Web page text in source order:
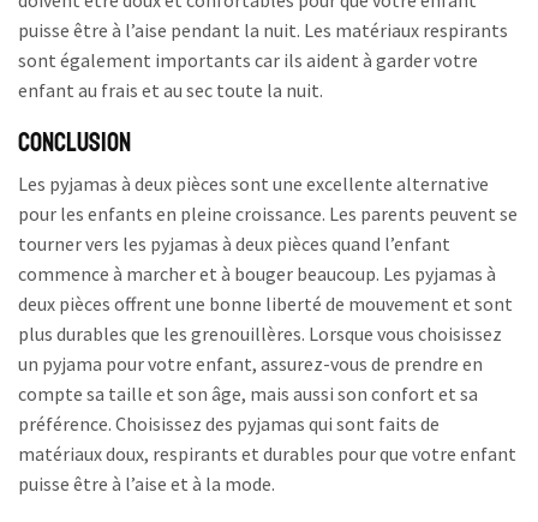
puisse être à l’aise pendant la nuit. Les matériaux respirants
sont également importants car ils aident à garder votre
enfant au frais et au sec toute la nuit.
Conclusion
Les pyjamas à deux pièces sont une excellente alternative
pour les enfants en pleine croissance. Les parents peuvent se
tourner vers les pyjamas à deux pièces quand l’enfant
commence à marcher et à bouger beaucoup. Les pyjamas à
deux pièces offrent une bonne liberté de mouvement et sont
plus durables que les grenouillères. Lorsque vous choisissez
un pyjama pour votre enfant, assurez-vous de prendre en
compte sa taille et son âge, mais aussi son confort et sa
préférence. Choisissez des pyjamas qui sont faits de
matériaux doux, respirants et durables pour que votre enfant
puisse être à l’aise et à la mode.